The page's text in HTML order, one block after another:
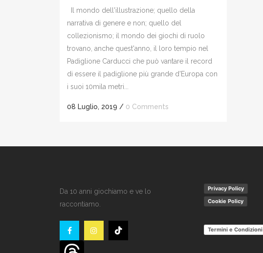
Il mondo dell'illustrazione; quello della
narrativa di genere e non; quello del
collezionismo; il mondo dei giochi di ruolo
trovano, anche quest'anno, il loro tempio nel
Padiglione Carducci che può vantare il record
di essere il padiglione più grande d'Europa con
i suoi 10mila metri...
08 Luglio, 2019 / 0 Comments
Da 10 anni giochiamo e ve lo
raccontiamo.
Privacy Policy
Cookie Policy
Termini e Condizioni